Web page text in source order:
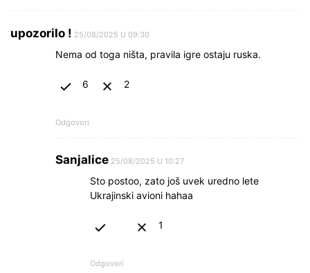
upozorilo ! 25/08/2025 U 09:30
Nema od toga ništa, pravila igre ostaju ruska.
6 2
Odgovori
Sanjalice 25/08/2025 U 10:27
Sto postoo, zato još uvek uredno lete
Ukrajinski avioni hahaa
1
Odgovori